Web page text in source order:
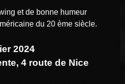
du 20 ème siècle.
2024
4 route de Nice